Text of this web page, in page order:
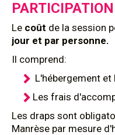
Le coût de la session
jour et par personne.
Il comprend:
L'hébergement et
Les frais
Les draps sont
Manrèse par mesure